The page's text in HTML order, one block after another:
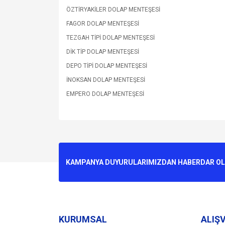
ÖZTİRYAKİLER DOLAP MENTEŞESİ
FAGOR DOLAP MENTEŞESİ
TEZGAH TİPİ DOLAP MENTEŞESİ
DİK TİP DOLAP MENTEŞESİ
DEPO TİPİ DOLAP MENTEŞESİ
İNOKSAN DOLAP MENTEŞESİ
EMPERO DOLAP MENTEŞESİ
Ürün resmi kalitesiz, bozuk veya
Bu ürüne benzer farklı alternatifler olmalı.
KAMPANYA DUYURULARIMIZDAN HABERDAR
KURUMSAL